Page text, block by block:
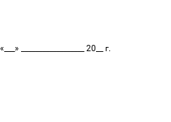
«___» __________________ 20__ г.